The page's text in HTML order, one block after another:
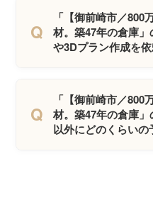
Q
「【御前崎市／800
材。築47年の倉庫
や3Dプラン作成を
Q
「【御前崎市／800
材。築47年の倉庫
以外にどのくらいの